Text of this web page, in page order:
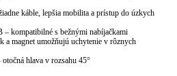
káble, lepšia mobilita a prístup do úzkych
– kompatibilné s bežnými nabíjačkami
a magnet umožňujú uchytenie v rôznych
hlava v rozsahu 45°